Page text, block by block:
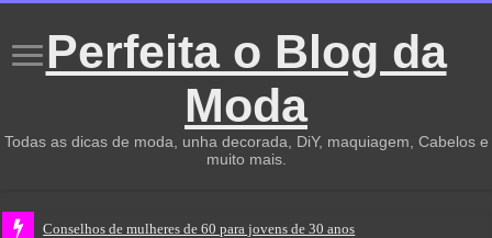
Perfeita o Blog da
Moda
Todas as dicas de moda, unha decorada, DiY, maquiagem, Cabelos e
muito mais.
Conselhos de mulheres de 60 para jovens de 30 anos